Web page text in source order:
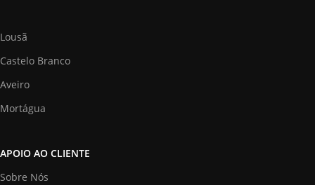
Lousã
Castelo Branco
Aveiro
Mortágua
APOIO AO CLIENTE
Sobre Nós